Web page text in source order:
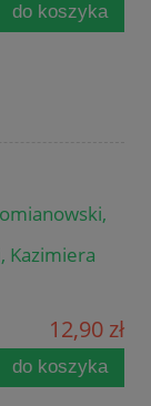
do koszyka
Kazimiera
12,90 zł
do koszyka